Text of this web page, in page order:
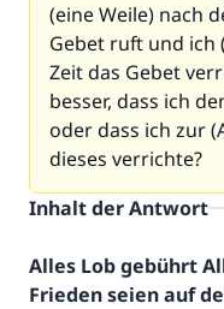
(eine Weile) nach
Gebet ruft und ich
Zeit das Gebet
besser, dass ich
oder dass ich zur
dieses verrichte?
Inhalt der Antwort
Alles Lob gebührt
Frieden seien auf